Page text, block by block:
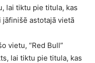
lai tiktu pie titula, kas
jāfinišē astotajā vietā
vietu, “Red Bull”
lai tiktu pie titula, kas